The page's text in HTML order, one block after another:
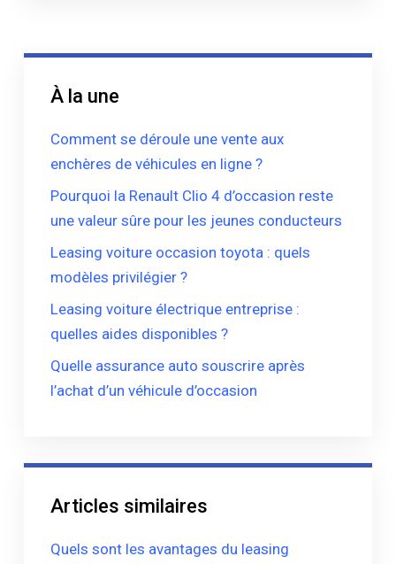
À la une
Comment se déroule une vente aux
enchères de véhicules en ligne ?
Pourquoi la Renault Clio 4 d’occasion reste
une valeur sûre pour les jeunes conducteurs
Leasing voiture occasion toyota : quels
modèles privilégier ?
Leasing voiture électrique entreprise :
quelles aides disponibles ?
Quelle assurance auto souscrire après
l’achat d’un véhicule d’occasion
Articles similaires
Quels sont les avantages du leasing